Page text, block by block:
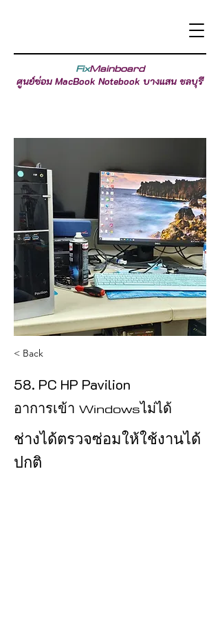
FixMainboard
ศูนย์ซ่อม MacBook Notebook บางแสน ชลบุรี
< Back
58. PC HP Pavilion
อาการเข้า Windowsไม่ได้
ช่างได้ตรวจซ่อมให้ใช้งานได้
ปกติ